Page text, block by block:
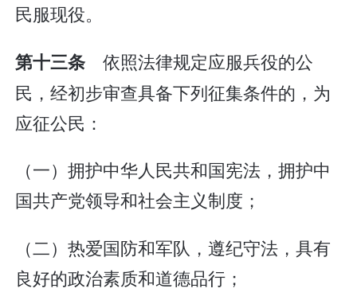
民服现役。
第十三条 依照法律规定应服兵役的公
民，经初步审查具备下列征集条件的，为
应征公民：
（一）拥护中华人民共和国宪法，拥护中
国共产党领导和社会主义制度；
（二）热爱国防和军队，遵纪守法，具有
良好的政治素质和道德品行；